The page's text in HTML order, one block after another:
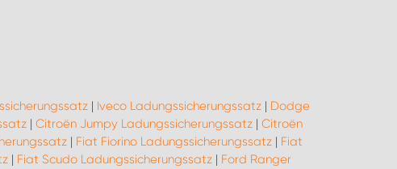
| Iveco Ladungssicherungssatz | Dodge
| Citroën Jumpy Ladungssicherungssatz | Citroën
| Fiat Fiorino Ladungssicherungssatz| Fiat
| Fiat Scudo Ladungssicherungssatz | Ford Ranger